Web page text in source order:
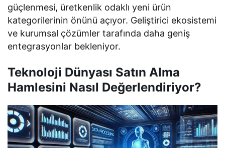
güçlenmesi, üretkenlik odaklı yeni ürün
kategorilerinin önünü açıyor. Geliştirici ekosistemi
ve kurumsal çözümler tarafında daha geniş
entegrasyonlar bekleniyor.
Teknoloji Dünyası Satın Alma
Hamlesini Nasıl Değerlendiriyor?